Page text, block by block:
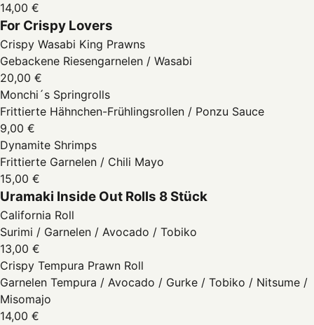
14,00 €
For Crispy Lovers
Crispy Wasabi King Prawns
Gebackene Riesengarnelen / Wasabi
20,00 €
Monchi´s Springrolls
Frittierte Hähnchen-Frühlingsrollen / Ponzu Sauce
9,00 €
Dynamite Shrimps
Frittierte Garnelen / Chili Mayo
15,00 €
Uramaki Inside Out Rolls 8 Stück
California Roll
Surimi / Garnelen / Avocado / Tobiko
13,00 €
Crispy Tempura Prawn Roll
Garnelen Tempura / Avocado / Gurke / Tobiko / Nitsume /
Misomajo
14,00 €